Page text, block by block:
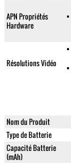
APN Propriétés
Hardware
Résolutions Vidéo
Nom du Produit
Type de Batterie
Capacité Batterie
(mAh)